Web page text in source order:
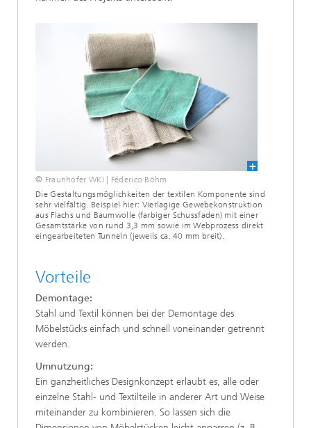
© Fraunhofer WKI | Féderico Böhm
Die Gestaltungsmöglichkeiten der textilen Komponente sind
sehr vielfältig. Beispiel hier: Vierlagige Gewebekonstruktion
aus Flachs und Baumwolle (farbiger Schussfaden) mit einer
Gesamtstärke von rund 3,3 mm sowie im Webprozess direkt
eingearbeiteten Tunneln (jeweils ca. 40 mm breit).
Vorteile
Demontage:
Stahl und Textil können bei der Demontage des
Möbelstücks einfach und schnell voneinander getrennt
werden.
Umnutzung:
Ein ganzheitliches Designkonzept erlaubt es, alle oder
einzelne Stahl- und Textilteile in anderer Art und Weise
miteinander zu kombinieren. So lassen sich die